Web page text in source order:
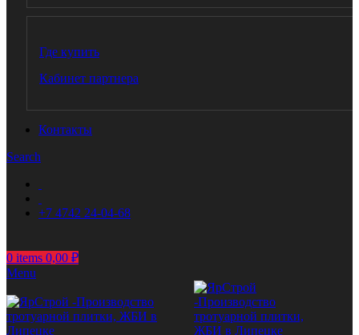
Где купить
Кабинет партнера
Контакты
Search
+7 4742 24-04-68
0 items 0,00 ₽
Menu